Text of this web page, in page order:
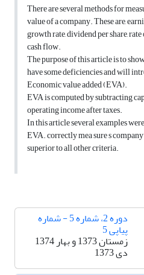
There are several methods for
value of a company. These are,
growth rate, dividend per share,
cash flow.
The purpose of this article is to
have some deficiencies and will
Economic value added (EVA).
EVA is computed by subtracting
operating income after taxes.
In this article several examples
EVA. correctly mea sure s
superior to all other criteria.
دوره 2، شماره 5 - شماره
پیاپی 5
زمستان 1373 و بهار 1374
دی 1373